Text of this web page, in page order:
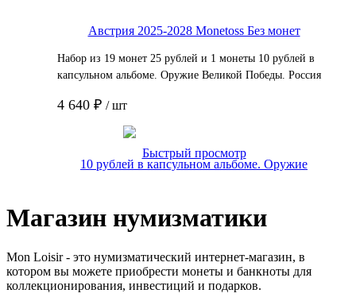
Быстрый просмотр
Набор из 19 монет 25 рублей и 1 монеты 10 рублей в
капсульном альбоме. Оружие Великой Победы. Россия
4 640 ₽ / шт
Подробнее
Магазин нумизматики
Mon Loisir - это нумизматический интернет-магазин, в
котором вы можете приобрести монеты и банкноты для
коллекционирования, инвестиций и подарков.